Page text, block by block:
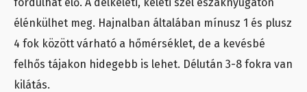
élénkülhet meg. Hajnalban általában mínusz 1 és plusz
4 fok között várható a hőmérséklet, de a kevésbé
felhős tájakon hidegebb is lehet. Délután 3-8 fokra van
kilátás.